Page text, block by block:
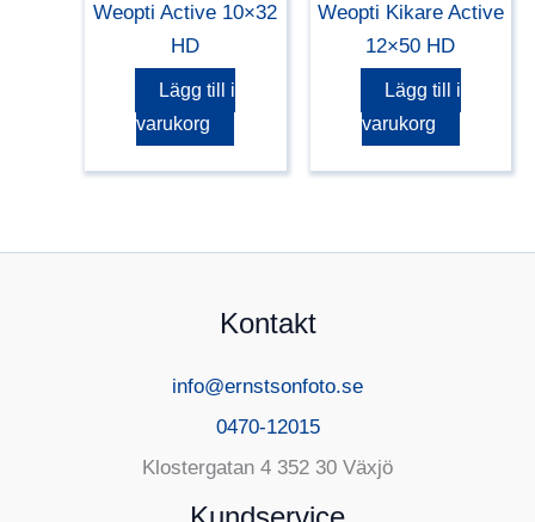
Weopti Active 10×32
HD
Lägg till i
varukorg
Weopti Kikare Active
12×50 HD
Lägg till i
varukorg
Kontakt
info@ernstsonfoto.se
0470-12015
Klostergatan 4 352 30 Växjö